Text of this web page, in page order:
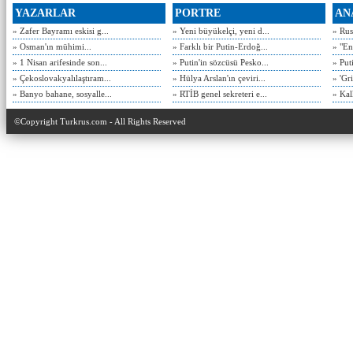
YAZARLAR
» Zafer Bayramı eskisi g...
» Osman'ın mühimi...
» 1 Nisan arifesinde son...
» Çekoslovakyalılaştıram...
» Banyo bahane, sosyalle...
PORTRE
» Yeni büyükelçi, yeni d...
» Farklı bir Putin-Erdoğ...
» Putin'in sözcüsü Pesko...
» Hülya Arslan'ın çeviri...
» RTİB genel sekreteri e...
»
»
»
»
»
©Copyright Turkrus.com - All Rights Reserved